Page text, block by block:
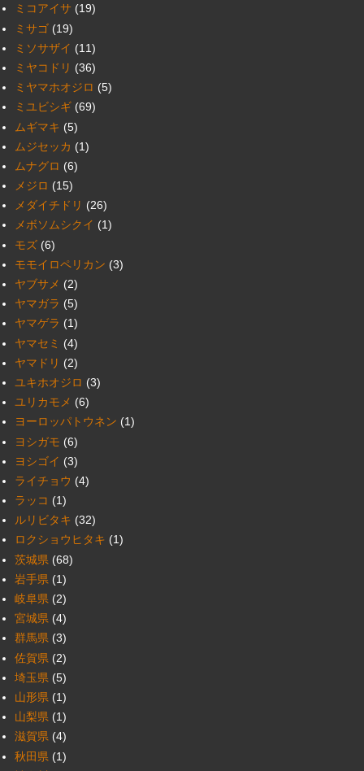
ミコアイサ (19)
ミサゴ (19)
ミソサザイ (11)
ミヤコドリ (36)
ミヤマホオジロ (5)
ミユビシギ (69)
ムギマキ (5)
ムジセッカ (1)
ムナグロ (6)
メジロ (15)
メダイチドリ (26)
メボソムシクイ (1)
モズ (6)
モモイロペリカン (3)
ヤブサメ (2)
ヤマガラ (5)
ヤマゲラ (1)
ヤマセミ (4)
ヤマドリ (2)
ユキホオジロ (3)
ユリカモメ (6)
ヨーロッパトウネン (1)
ヨシガモ (6)
ヨシゴイ (3)
ライチョウ (4)
ラッコ (1)
ルリビタキ (32)
ロクショウヒタキ (1)
茨城県 (68)
岩手県 (1)
岐阜県 (2)
宮城県 (4)
群馬県 (3)
佐賀県 (2)
埼玉県 (5)
山形県 (1)
山梨県 (1)
滋賀県 (4)
秋田県 (1)